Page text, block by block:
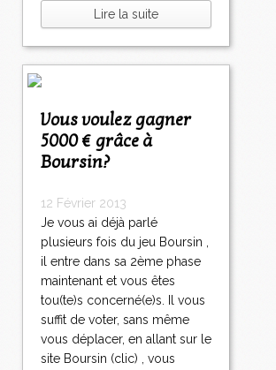
Lire la suite
Vous voulez gagner
5000 € grâce à
Boursin?
12 Février 2013
Je vous ai déjà parlé
plusieurs fois du jeu Boursin ,
il entre dans sa 2ème phase
maintenant et vous êtes
tou(te)s concerné(e)s. Il vous
suffit de voter, sans même
vous déplacer, en allant sur le
site Boursin (clic) , vous